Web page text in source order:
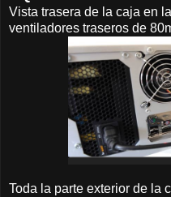
Vista trasera de la caja en
ventiladores traseros de
Toda la parte exterior de la